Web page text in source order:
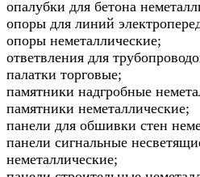
опалубки для бетона
опоры для линий
опоры неметаллические;
ответвления для
палатки торговые;
памятники надгробные
памятники неметаллические;
панели для обшивки стен
панели сигнальные
неметаллические;